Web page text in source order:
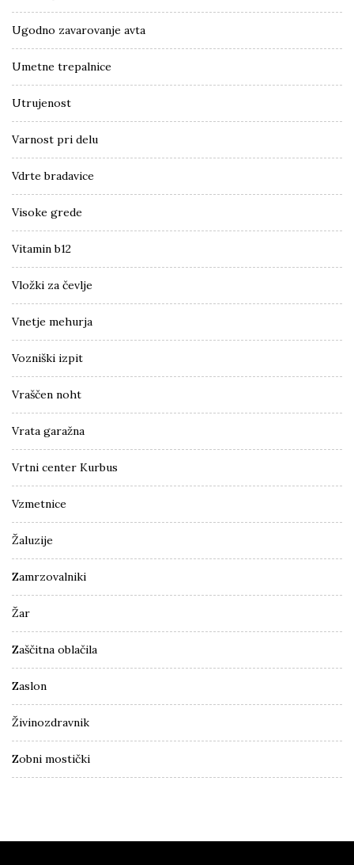
Ugodno zavarovanje avta
Umetne trepalnice
Utrujenost
Varnost pri delu
Vdrte bradavice
Visoke grede
Vitamin b12
Vložki za čevlje
Vnetje mehurja
Vozniški izpit
Vraščen noht
Vrata garažna
Vrtni center Kurbus
Vzmetnice
Žaluzije
Zamrzovalniki
Žar
Zaščitna oblačila
Zaslon
Živinozdravnik
Zobni mostički